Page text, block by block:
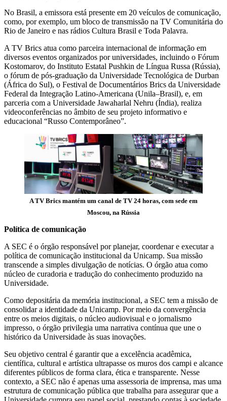
No Brasil, a emissora está presente em 20 veículos de comunicação,
como, por exemplo, um bloco de transmissão na TV Comunitária do
Rio de Janeiro e nas rádios Cultura Brasil e Toda Palavra.
A TV Brics atua como parceira internacional de informação em
diversos eventos organizados por universidades, incluindo o Fórum
Kostomarov, do Instituto Estatal Pushkin de Língua Russa (Rússia),
o fórum de pós-graduação da Universidade Tecnológica de Durban
(África do Sul), o Festival de Documentários Brics da Universidade
Federal da Integração Latino-Americana (Unila–Brasil), e, em
parceria com a Universidade Jawaharlal Nehru (Índia), realiza
videoconferências no âmbito de seu projeto informativo e
educacional “Russo Contemporâneo”.
A TV Brics mantém um canal de TV 24 horas, com sede em
Moscou, na Rússia
Política de comunicação
A SEC é o órgão responsável por planejar, coordenar e executar a
política de comunicação institucional da Unicamp. Sua missão
transcende a simples divulgação de notícias. O órgão atua como
núcleo de curadoria e tradução do conhecimento produzido na
Universidade.
Como depositária da memória institucional, a SEC tem a missão de
consolidar a identidade da Unicamp. Por meio da convergência
entre os meios digitais, o núcleo audiovisual e o jornalismo
impresso, o órgão privilegia uma narrativa contínua que une o
histórico da Universidade às suas inovações.
Seu objetivo central é garantir que a excelência acadêmica,
científica, cultural e artística ultrapasse os muros dos campi e alcance
diferentes públicos de forma clara, ética e transparente. Nesse
contexto, a SEC não é apenas uma assessoria de imprensa, mas uma
estrutura de comunicação pública que trabalha para assegurar que a